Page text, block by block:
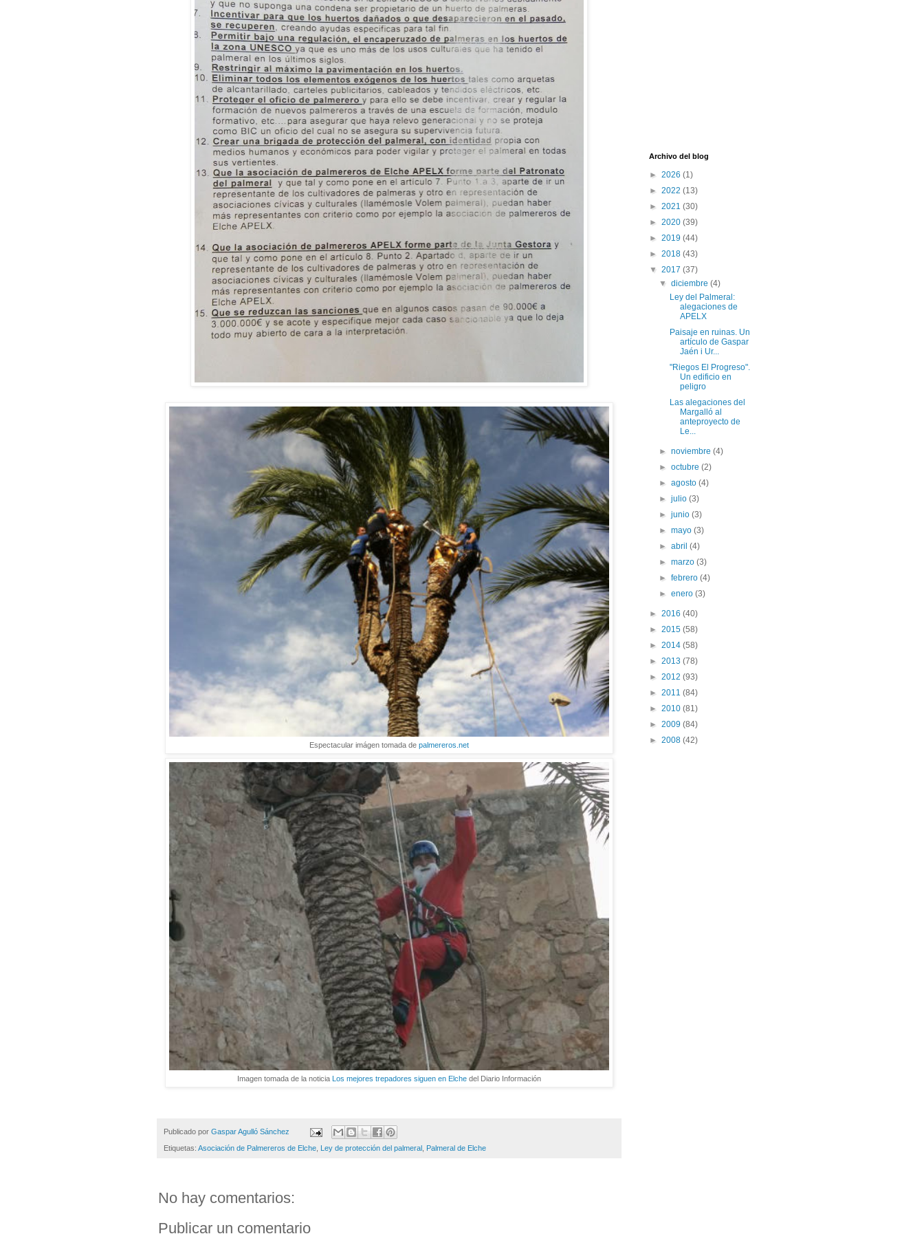
Espectacular imágen tomada de palmereros.net
Imagen tomada de la noticia Los mejores trepadores siguen en Elche del Diario Información
Publicado por Gaspar Agulló Sánchez
Etiquetas: Asociación de Palmereros de Elche Ley de protección del palmeral Palmeral de Elche
No hay comentarios:
Publicar un comentario
Archivo del blog
► 2026 (1)
► 2022 (13)
► 2021 (30)
► 2020 (39)
► 2019 (44)
► 2018 (43)
▼ 2017 (37)
▼diciembre(4)
Ley del Palmeral:
alegaciones de
APELX
Paisaje en ruinas. Un
artículo de Gaspar
Jaén i Ur...
"Riegos El Progreso".
Un edificio en
peligro
Las alegaciones del
Margalló al
anteproyecto de
Le...
►noviembre(4)
►octubre(2)
►agosto(4)
►julio(3)
►junio(3)
►mayo(3)
►abril(4)
►marzo(3)
►febrero(4)
►enero(3)
► 2016 (40)
► 2015 (58)
► 2014 (58)
► 2013 (78)
► 2012 (93)
► 2011 (84)
► 2010 (81)
► 2009 (84)
► 2008 (42)